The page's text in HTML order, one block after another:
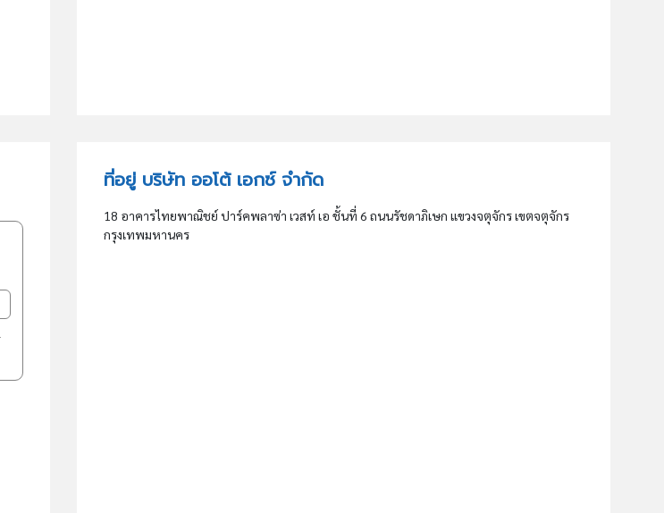
ที่อยู่ บริษัท ออโต้ เอกซ์ จำกัด
18 อาคารไทยพาณิชย์ ปาร์คพลาซ่า เวสท์ เอ ชั้นที่ 6 ถนนรัชดาภิเษก แขวงจตุจักร เขตจตุจักร
กรุงเทพมหานคร